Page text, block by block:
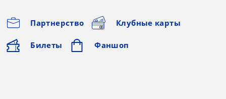
Партнерство Клубные карты
Билеты Фаншоп